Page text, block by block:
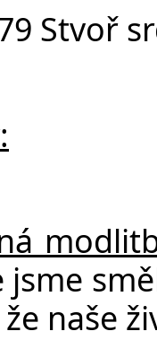
Stvoř
jsme
naše